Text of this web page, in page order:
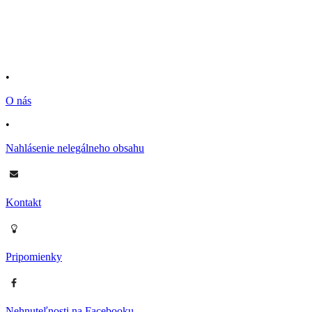
•
O nás
•
Nahlásenie nelegálneho obsahu
Kontakt
Pripomienky